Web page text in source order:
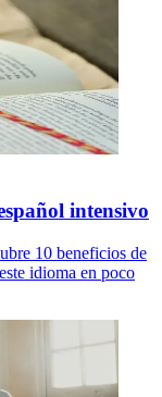
intensivo
10 beneficios de
idioma en poco